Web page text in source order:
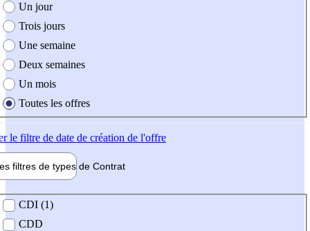
création de l'offre
Un jour
Trois jours
Une semaine
Deux semaines
Un mois
Toutes les offres
le filtre de date de création de l'offre
filtres de types de Contrat
contrat
CDI (1)
CDD